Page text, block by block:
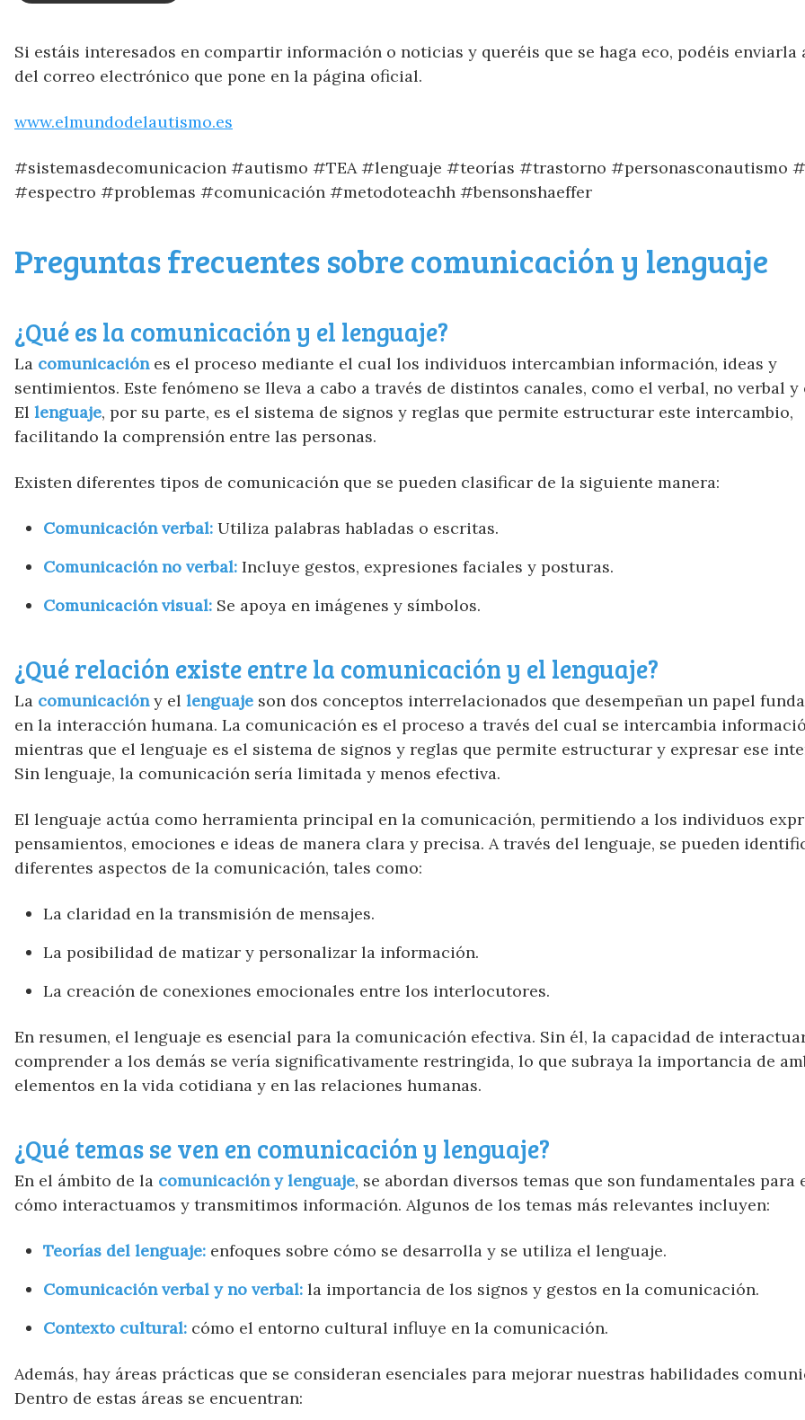
Si estáis interesados en compartir información o noticias y queréis que se haga eco, podéis enviarla
del correo electrónico que pone en la página oficial.
www.elmundodelautismo.es
#sistemasdecomunicacion #autismo #TEA #lenguaje #teorías #trastorno #personasconautismo
#espectro #problemas #comunicación #metodoteachh #bensonshaeffer
Preguntas frecuentes sobre comunicación y lenguaje
¿Qué es la comunicación y el lenguaje?
La comunicaciónes el proceso mediante el cual los individuos intercambian información, ideas y
sentimientos. Este fenómeno se lleva a cabo a través de distintos canales, como el verbal, no verbal y
El lenguaje, por su parte, es el sistema de signos y reglas que permite estructurar este intercambio,
facilitando la comprensión entre las personas.
Existen diferentes tipos de comunicación que se pueden clasificar de la siguiente manera:
Comunicación verbal: Utiliza palabras habladas o escritas.
Comunicación no verbal: Incluye gestos, expresiones faciales y posturas.
Comunicación visual: Se apoya en imágenes y símbolos.
¿Qué relación existe entre la comunicación y el lenguaje?
La comunicacióny el lenguaje son dos conceptos interrelacionados que desempeñan un papel
en la interacción humana. La comunicación es el proceso a través del cual se intercambia
mientras que el lenguaje es el sistema de signos y reglas que permite estructurar y expresar ese
Sin lenguaje, la comunicación sería limitada y menos efectiva.
El lenguaje actúa como herramienta principal en la comunicación, permitiendo a los individuos
pensamientos, emociones e ideas de manera clara y precisa. A través del lenguaje, se pueden
diferentes aspectos de la comunicación, tales como:
La claridad en la transmisión de mensajes.
La posibilidad de matizar y personalizar la información.
La creación de conexiones emocionales entre los interlocutores.
En resumen, el lenguaje es esencial para la comunicación efectiva. Sin él, la capacidad de
comprender a los demás se vería significativamente restringida, lo que subraya la importancia de
elementos en la vida cotidiana y en las relaciones humanas.
¿Qué temas se ven en comunicación y lenguaje?
En el ámbito de la comunicación y lenguaje, se abordan diversos temas que son fundamentales para
cómo interactuamos y transmitimos información. Algunos de los temas más relevantes incluyen:
Teorías del lenguaje: enfoques sobre cómo se desarrolla y se utiliza el lenguaje.
Comunicación verbal y no verbal: la importancia de los signos y gestos en la comunicación.
Contexto cultural: cómo el entorno cultural influye en la comunicación.
Además, hay áreas prácticas que se consideran esenciales para mejorar nuestras habilidades
Dentro de estas áreas se encuentran: